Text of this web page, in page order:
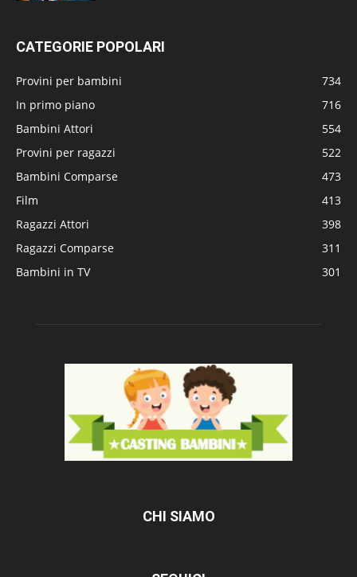
CATEGORIE POPOLARI
Provini per bambini
734
In primo piano
716
Bambini Attori
554
Provini per ragazzi
522
Bambini Comparse
473
Film
413
Ragazzi Attori
398
Ragazzi Comparse
311
Bambini in TV
301
CHI SIAMO